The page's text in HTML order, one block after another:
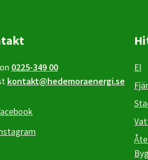
0225-349 00
kontakt@hedemoraenergi.se
El